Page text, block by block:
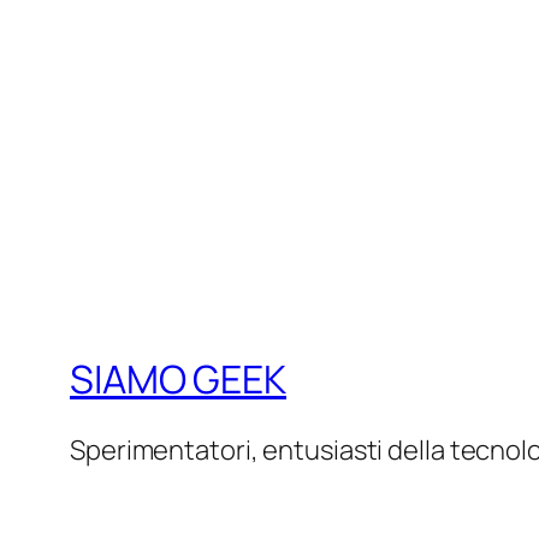
SIAMO GEEK
Sperimentatori, entusiasti della